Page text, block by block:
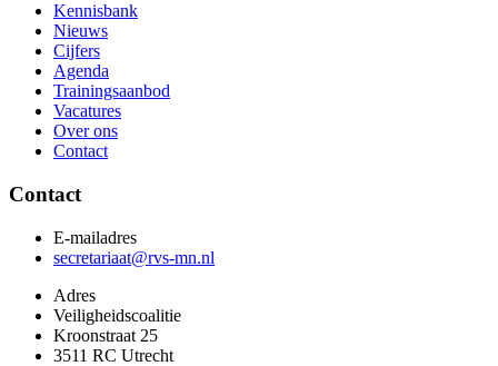
Kennisbank
Nieuws
Cijfers
Agenda
Trainingsaanbod
Vacatures
Over ons
Contact
Contact
E-mailadres
secretariaat@rvs-mn.nl
Adres
Veiligheidscoalitie
Kroonstraat 25
3511 RC Utrecht